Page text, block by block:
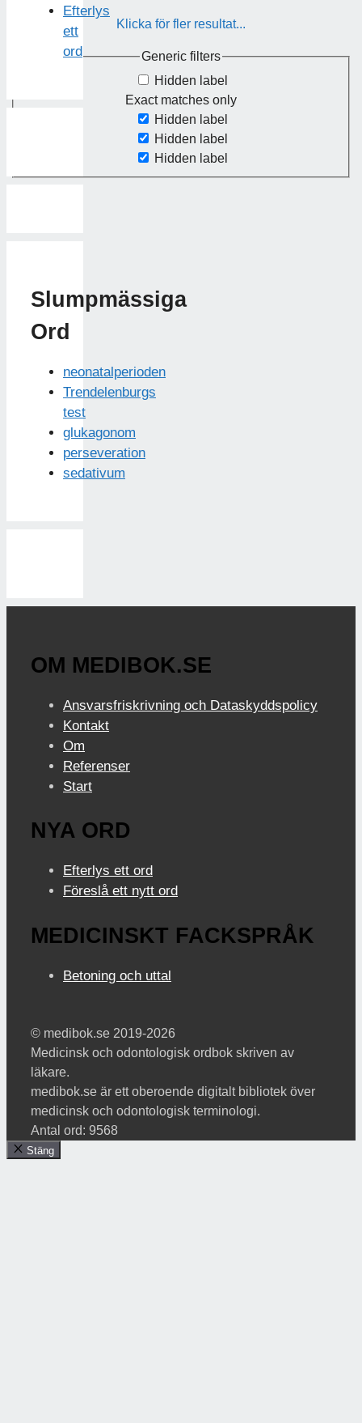
Klicka för fler resultat...
Generic filters
Hidden label
Exact matches only
Hidden label
Hidden label
Hidden label
Efterlys
ett
ord
Slumpmässiga
Ord
neonatalperioden
Trendelenburgs
test
glukagonom
perseveration
sedativum
OM MEDIBOK.SE
Ansvarsfriskrivning och Dataskyddspolicy
Kontakt
Om
Referenser
Start
NYA ORD
Efterlys ett ord
Föreslå ett nytt ord
MEDICINSKT FACKSPRÅK
Betoning och uttal
© medibok.se 2019-2026
Medicinsk och odontologisk ordbok skriven av
läkare.
medibok.se är ett oberoende digitalt bibliotek över
medicinsk och odontologisk terminologi.
Antal ord: 9568
Stäng